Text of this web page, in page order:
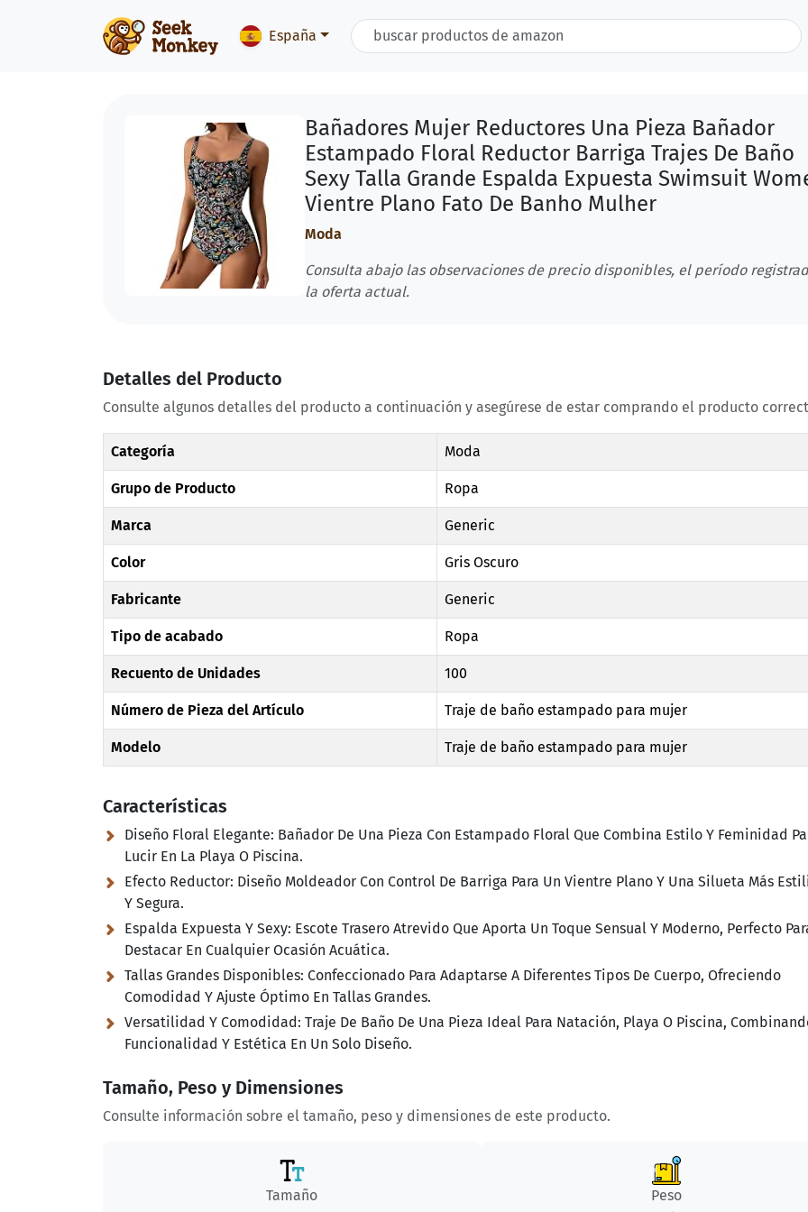
España
Bañadores Mujer Reductores Una Pieza Bañador
Estampado Floral Reductor Barriga Trajes De Baño
Sexy Talla Grande Espalda Expuesta Swimsuit
Vientre Plano Fato De Banho Mulher
Moda
Consulta abajo las observaciones de precio disponibles, el período
la oferta actual.
Detalles del Producto
Consulte algunos detalles del producto a continuación y asegúrese de estar comprando el producto
Categoría Moda
Grupo de Producto Ropa
Marca Generic
Color Gris Oscuro
Fabricante Generic
Tipo de acabado Ropa
Recuento de Unidades 100
Número de Pieza del Artículo Traje de baño estampado para mujer
Modelo Traje de baño estampado para mujer
Características
Diseño Floral Elegante: Bañador De Una Pieza Con Estampado Floral Que Combina Estilo Y Feminidad
Lucir En La Playa O Piscina.
Efecto Reductor: Diseño Moldeador Con Control De Barriga Para Un Vientre Plano Y Una Silueta Más
Y Segura.
Espalda Expuesta Y Sexy: Escote Trasero Atrevido Que Aporta Un Toque Sensual Y Moderno, Perfecto
Destacar En Cualquier Ocasión Acuática.
Tallas Grandes Disponibles: Confeccionado Para Adaptarse A Diferentes Tipos De Cuerpo, Ofreciendo
Comodidad Y Ajuste Óptimo En Tallas Grandes.
Versatilidad Y Comodidad: Traje De Baño De Una Pieza Ideal Para Natación, Playa O Piscina,
Funcionalidad Y Estética En Un Solo Diseño.
Tamaño, Peso y Dimensiones
Consulte información sobre el tamaño, peso y dimensiones de este producto.
Tamaño
Peso